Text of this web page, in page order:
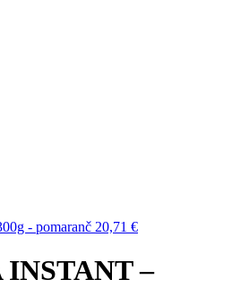
- pomaranč 20,71 €
INSTANT –